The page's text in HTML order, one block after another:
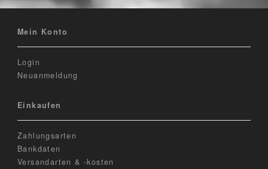
Mein Konto
Login
Neuanmeldung
Einkaufen
Zahlungsarten
Bankdaten
Versandarten & -kosten